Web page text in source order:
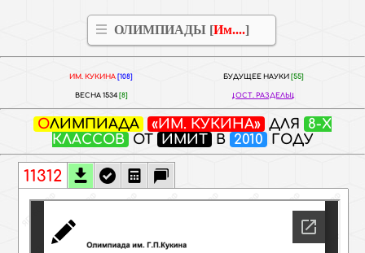
ОЛИМПИАДЫ [Им....]
ИМ. КУКИНА [108] БУДУЩЕЕ НАУКИ [55]
ВЕСНА 1534 [8] ОСТ. РАЗДЕЛЫ
ОЛИМПИАДА «ИМ. КУКИНА» ДЛЯ
8-Х
КЛАССОВ ОТ ИМИТ В 2010 ГОДУ
11312